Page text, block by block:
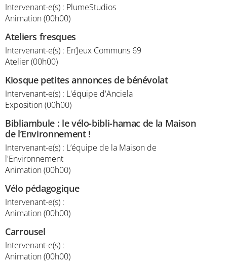
Intervenant-e(s) : PlumeStudios
Animation (00h00)
Ateliers fresques
Intervenant-e(s) : En’Jeux Communs 69
Atelier (00h00)
Kiosque petites annonces de bénévolat
Intervenant-e(s) : L'équipe d'Anciela
Exposition (00h00)
Bibliambule : le vélo-bibli-hamac de la Maison
de l’Environnement !
Intervenant-e(s) : L’équipe de la Maison de
l'Environnement
Animation (00h00)
Vélo pédagogique
Intervenant-e(s) :
Animation (00h00)
Carrousel
Intervenant-e(s) :
Animation (00h00)